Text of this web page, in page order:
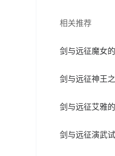
相关推荐
剑与远征魔女
剑与远征神王
剑与远征艾雅
剑与远征演武